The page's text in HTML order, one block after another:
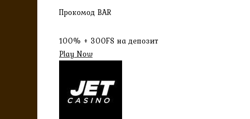
Прокомод BAR
100% + 300FS на депозит
Play Now